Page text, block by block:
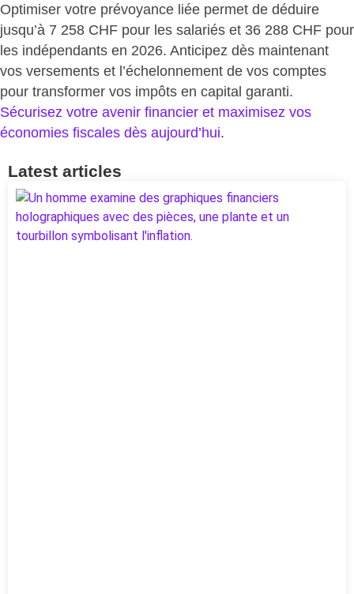
Optimiser votre prévoyance liée permet de déduire
jusqu’à 7 258 CHF pour les salariés et 36 288 CHF pour
les indépendants en 2026. Anticipez dès maintenant
vos versements et l’échelonnement de vos comptes
pour transformer vos impôts en capital garanti.
Sécurisez votre avenir financier et maximisez vos
économies fiscales dès aujourd’hui.
Latest articles